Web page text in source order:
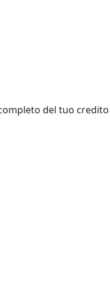
del tuo credito